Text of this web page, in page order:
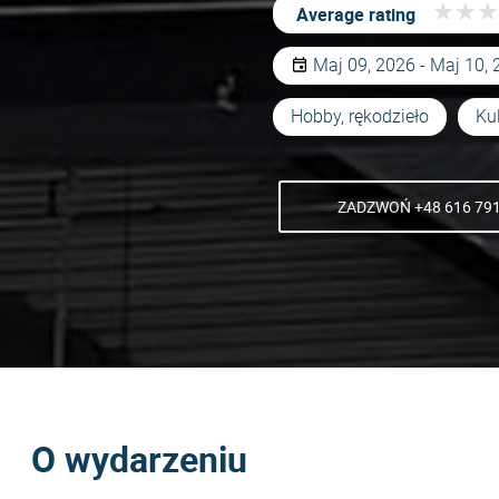
Average rating ★ ★ ★
★ ★ ★
Maj 09, 2026 - Maj 10,
Hobby, rękodzieło
ZADZWOŃ +48 616
O wydarzeniu